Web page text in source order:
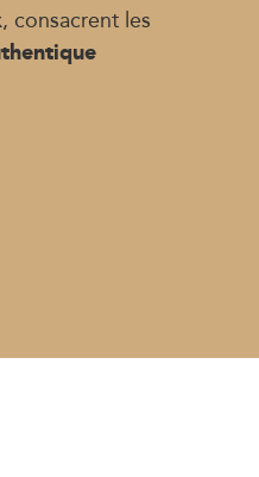
consacrent les